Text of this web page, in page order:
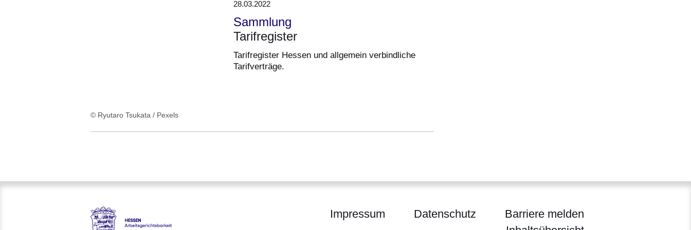
© Ryutaro Tsukata / Pexels
28.03.2022
Sammlung
Tarifregister
Tarifregister Hessen und allgemein verbindliche
Tarifverträge.
Impressum Datenschutz
Barriere melden